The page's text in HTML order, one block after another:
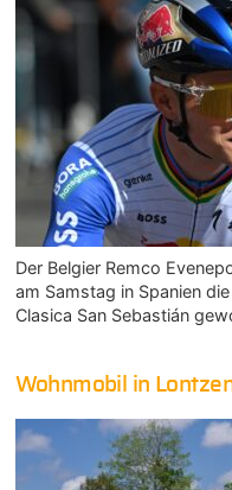
Der Belgier Remco
am Samstag in Spanien
Clasica San Sebastián
Wohnmobil in